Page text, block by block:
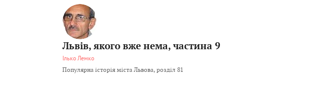
Львів, якого вже нема, частина 9
Ілько Лемко
Популярна історія міста Львова, розділ 81